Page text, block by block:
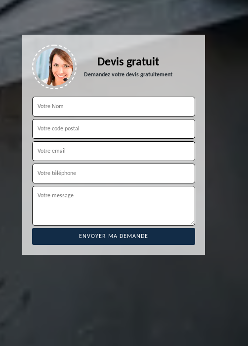
Devis gratuit
Demandez votre devis gratuitement